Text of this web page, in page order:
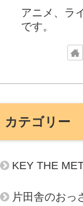
アニメ、ラ
です。
カテゴリー
KEY THE
片田舎のおっ